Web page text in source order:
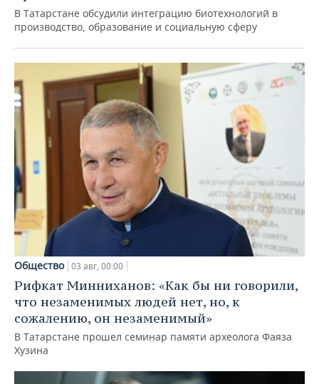
В Татарстане обсудили интеграцию биотехнологий в
производство, образование и социальную сферу
Общество 03 авг, 00:00
Рифкат Минниханов: «Как бы ни говорили,
что незаменимых людей нет, но, к
сожалению, он незаменимый»
В Татарстане прошел семинар памяти археолога Фаяза
Хузина